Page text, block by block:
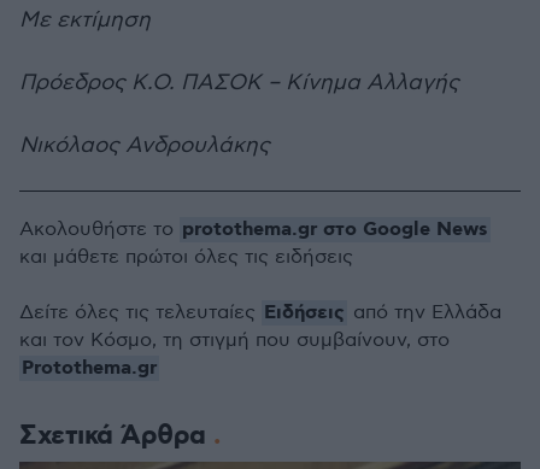
Με εκτίμηση
Πρόεδρος Κ.Ο. ΠΑΣΟΚ – Κίνημα Αλλαγής
Νικόλαος Ανδρουλάκης
Σχετικά Άρθρα
Ακολουθήστε το protothema.gr στο Google News
και μάθετε πρώτοι όλες τις ειδήσεις
Δείτε όλες τις τελευταίες Ειδήσεις από την Ελλάδα
και τον Κόσμο, τη στιγμή που συμβαίνουν, στο
Protothema.gr